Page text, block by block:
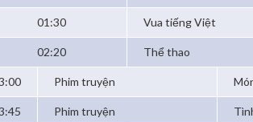
01:30 Vua tiếng Việt
02:20 Thể thao
Phim truyện
Phim truyện